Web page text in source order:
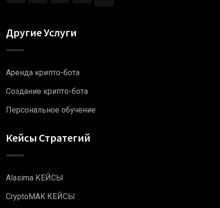
Другие Услуги
Аренда крипто-бота
Создание крипто-бота
Персональное обучение
Кейсы Стратегий
Alasima КЕЙСЫ
CryptoMAK КЕЙСЫ